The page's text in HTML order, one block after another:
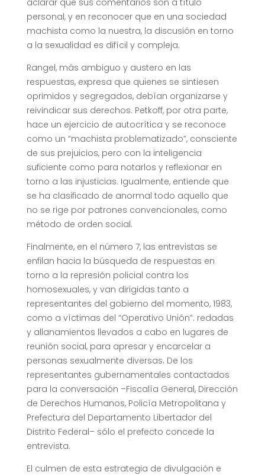
aclarar que sus comentarios son a título
personal, y en reconocer que en una sociedad
machista como la nuestra, la discusión en torno
a la sexualidad es difícil y compleja.
Rangel, más ambiguo y austero en las
respuestas, expresa que quienes se sintiesen
oprimidos y segregados, debían organizarse y
reivindicar sus derechos. Petkoff, por otra parte,
hace un ejercicio de autocrítica y se reconoce
como un “machista problematizado”, consciente
de sus prejuicios, pero con la inteligencia
suficiente como para notarlos y reflexionar en
torno a las injusticias. Igualmente, entiende que
se ha clasificado de anormal todo aquello que
no se rige por patrones convencionales, como
método de orden social.
Finalmente, en el número 7, las entrevistas se
enfilan hacia la búsqueda de respuestas en
torno a la represión policial contra los
homosexuales, y van dirigidas tanto a
representantes del gobierno del momento, 1983,
como a víctimas del “Operativo Unión”: redadas
y allanamientos llevados a cabo en lugares de
reunión social, para apresar y encarcelar a
personas sexualmente diversas. De los
representantes gubernamentales contactados
para la conversación –Fiscalía General, Dirección
de Derechos Humanos, Policía Metropolitana y
Prefectura del Departamento Libertador del
Distrito Federal– sólo el prefecto concede la
entrevista.
El culmen de esta estrategia de divulgación e